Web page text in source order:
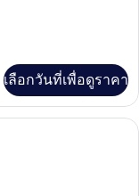
เลือกวันที่เพื่อดูราคา
Adults + 4 Children) | ห้อ